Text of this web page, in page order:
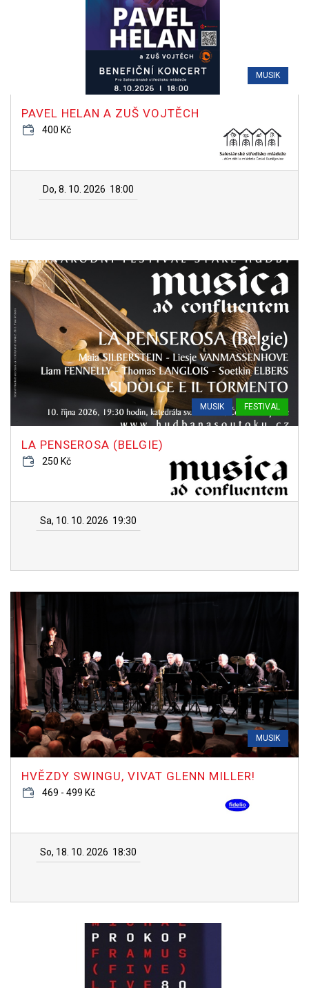
MUSIK
PAVEL HELAN A ZUŠ VOJTĚCH
400 Kč
Do, 8. 10. 2026 18:00
MUSIK FESTIVAL
LA PENSEROSA (BELGIE)
250 Kč
Sa, 10. 10. 2026 19:30
MUSIK
HVĚZDY SWINGU, VIVAT GLENN MILLER!
469 - 499 Kč
So, 18. 10. 2026 18:30